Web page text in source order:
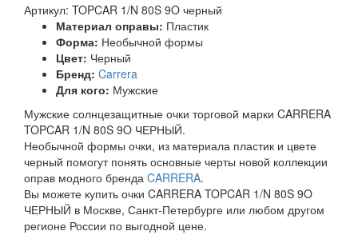
Артикул: TOPCAR 1/N 80S 9O черный
Материал оправы: Пластик
Форма: Необычной формы
Цвет: Черный
Бренд: Carrera
Для кого: Мужские
Мужские солнцезащитные очки торговой марки CARRERA
TOPCAR 1/N 80S 9O ЧЕРНЫЙ.
Необычной формы очки, из материала пластик и цвете
черный помогут понять основные черты новой коллекции
оправ модного бренда CARRERA.
Вы можете купить очки CARRERA TOPCAR 1/N 80S 9O
ЧЕРНЫЙ в Москве, Санкт-Петербурге или любом другом
регионе России по выгодной цене.